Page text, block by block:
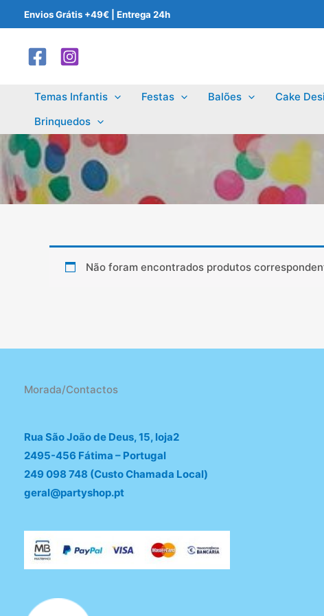
to
content
Envios Grátis +49€ | Entrega 24h
Temas Infantis Festas Balões Cake
Brinquedos
Não foram encontrados produtos
Morada/Contactos
Rua São João de Deus, 15, loja2
2495-456 Fátima – Portugal
249 098 748 (Custo Chamada Local)
geral@partyshop.pt